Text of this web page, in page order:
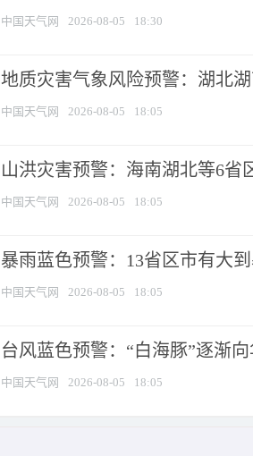
中国天气网 2026-08-05 18:30
地质灾害气象风险预警：湖北
中国天气网 2026-08-05 18:05
山洪灾害预警：海南湖北等6省
中国天气网 2026-08-05 18:05
暴雨蓝色预警：13省区市有大
中国天气网 2026-08-05 18:05
台风蓝色预警：“白海豚”逐渐
中国天气网 2026-08-05 18:05